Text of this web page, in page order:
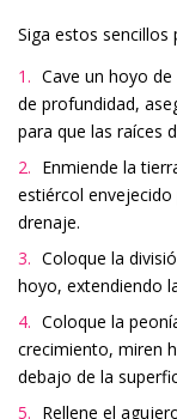
Siga estos
Cave un hoyo
de profundidad,
para que las raíces
Enmiende la
estiércol
drenaje.
Coloque la
hoyo, extendiendo
Coloque la
crecimiento, miren
debajo de la
Rellene el